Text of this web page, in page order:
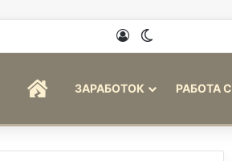
Войти
ГЛАВНАЯЗАРАБОТОК РАБОТА